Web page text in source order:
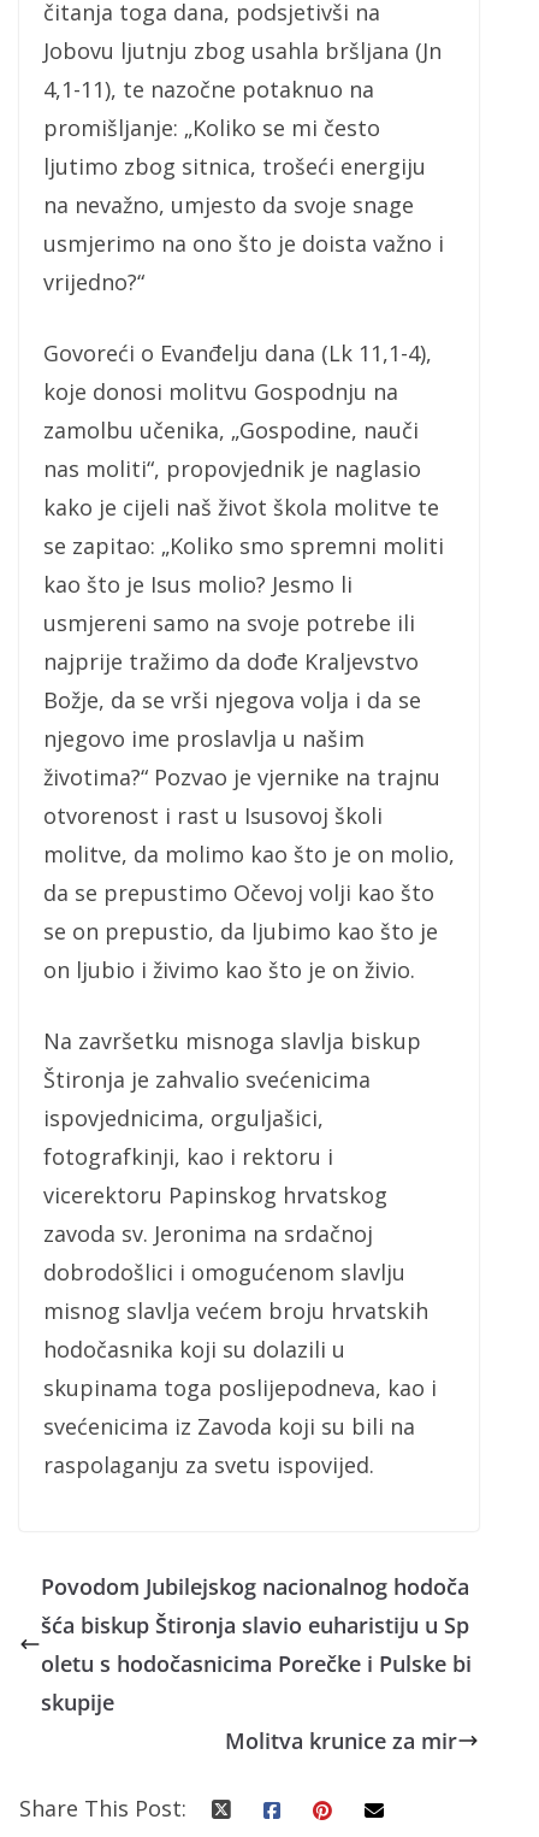
čitanja toga dana, podsjetivši na
Jobovu ljutnju zbog usahla bršljana (Jn
4,1-11), te nazočne potaknuo na
promišljanje: „Koliko se mi često
ljutimo zbog sitnica, trošeći energiju
na nevažno, umjesto da svoje snage
usmjerimo na ono što je doista važno i
vrijedno?“
Govoreći o Evanđelju dana (Lk 11,1-4),
koje donosi molitvu Gospodnju na
zamolbu učenika, „Gospodine, nauči
nas moliti“, propovjednik je naglasio
kako je cijeli naš život škola molitve te
se zapitao: „Koliko smo spremni moliti
kao što je Isus molio? Jesmo li
usmjereni samo na svoje potrebe ili
najprije tražimo da dođe Kraljevstvo
Božje, da se vrši njegova volja i da se
njegovo ime proslavlja u našim
životima?“ Pozvao je vjernike na trajnu
otvorenost i rast u Isusovoj školi
molitve, da molimo kao što je on molio,
da se prepustimo Očevoj volji kao što
se on prepustio, da ljubimo kao što je
on ljubio i živimo kao što je on živio.
Na završetku misnoga slavlja biskup
Štironja je zahvalio svećenicima
ispovjednicima, orguljašici,
fotografkinji, kao i rektoru i
vicerektoru Papinskog hrvatskog
zavoda sv. Jeronima na srdačnoj
dobrodošlici i omogućenom slavlju
misnog slavlja većem broju hrvatskih
hodočasnika koji su dolazili u
skupinama toga poslijepodneva, kao i
svećenicima iz Zavoda koji su bili na
raspolaganju za svetu ispovijed.
Povodom Jubilejskog nacionalnog hodoča
šća biskup Štironja slavio euharistiju u Sp
oletu s hodočasnicima Porečke i Pulske bi
skupije
Molitva krunice za mir
Share This Post: